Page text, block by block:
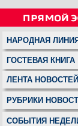
НАРОДНАЯ ЛИНИЯ
ГОСТЕВАЯ КНИГА
ЛЕНТА НОВОСТЕЙ
РУБРИКИ
СОБЫТИЯ